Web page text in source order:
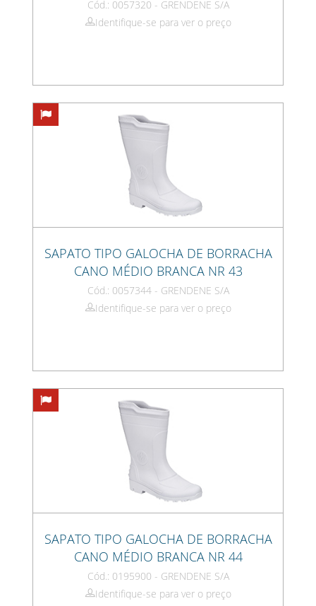
Cód.: 0057320 - GRENDENE S/A
Identifique-se para ver o preço
SAPATO TIPO GALOCHA DE BORRACHA
CANO MÉDIO BRANCA NR 43
Cód.: 0057344 - GRENDENE S/A
Identifique-se para ver o preço
SAPATO TIPO GALOCHA DE BORRACHA
CANO MÉDIO BRANCA NR 44
Cód.: 0195900 - GRENDENE S/A
Identifique-se para ver o preço